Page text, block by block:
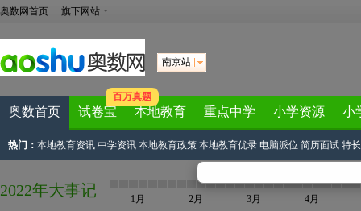
奥数网首页 旗下网站
南京站
奥数首页 试卷宝
百万真题
本地教育 重点中学 小学资源 小
热门： 本地教育资讯 中学资讯 本地教育政策 本地教育优录 电脑派位 简历面试 特
2022年大事记 1月 2月 3月 4月